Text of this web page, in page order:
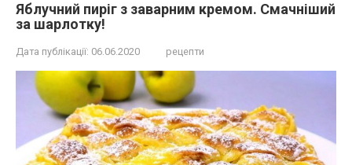
Яблучний пиріг з заварним кремом. Смачніший
за шарлотку!
Дата публікації: 06.06.2020 рецепти